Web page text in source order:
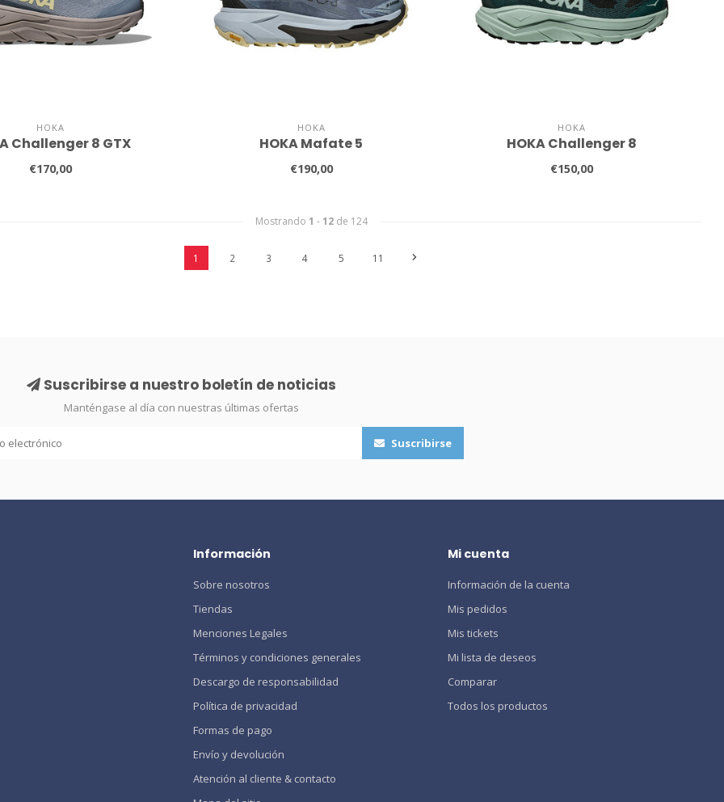
HOKA
Challenger 8 GTX
€170,00
HOKA
HOKA Mafate 5
€190,00
HOKA
HOKA Challenger 8
€150,00
Mostrando 1 - 12de 124
1 2 3 4 5 11
Suscribirse a nuestro boletín de noticias
Manténgase al día con nuestras últimas ofertas
Suscribirse
Información
Sobre nosotros
Tiendas
Menciones Legales
Términos y condiciones generales
Descargo de responsabilidad
Política de privacidad
Formas de pago
Envío y devolución
Atención al cliente & contacto
Mi cuenta
Información de la cuenta
Mis pedidos
Mis tickets
Mi lista de deseos
Comparar
Todos los productos